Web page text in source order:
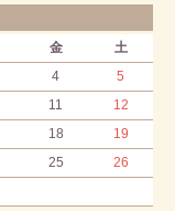
金
土
4
5
11
12
18
19
25
26